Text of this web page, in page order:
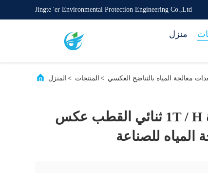
Jingte 'er Environmental Protection Engineering Co.,Ltd
منزل
المنزل > المنتجات > معالجة المياه بالتناضح العكسي
نظام عالية الجودة 1T / H ثنائي القطب عكس